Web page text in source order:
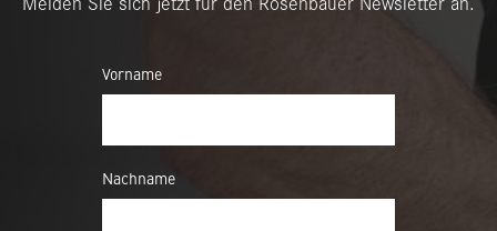
Vorname
Nachname